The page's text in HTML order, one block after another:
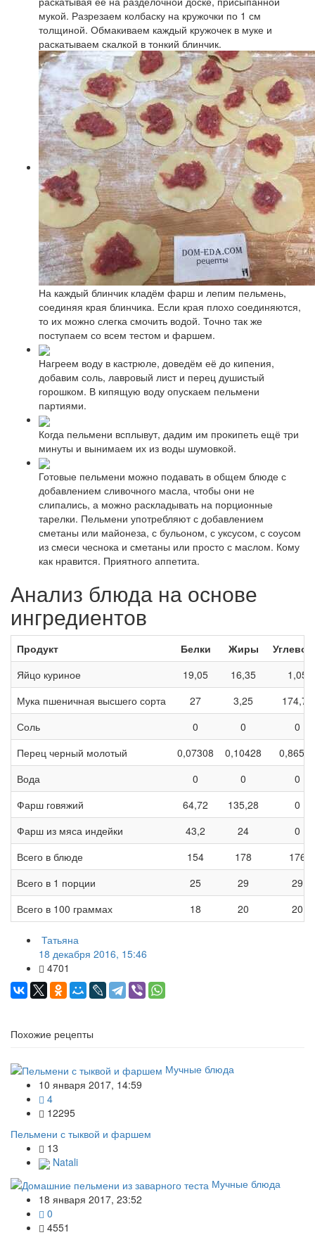
мукой. Разрезаем колбаску на кружочки по 1 см
толщиной. Обмакиваем каждый кружочек в муке и
раскатываем скалкой в тонкий блинчик.
На каждый блинчик кладём фарш и лепим пельмень,
соединяя края блинчика. Если края плохо соединяются,
то их можно слегка смочить водой. Точно так же
поступаем со всем тестом и фаршем.
Нагреем воду в кастрюле, доведём её до кипения,
добавим соль, лавровый лист и перец душистый
горошком. В кипящую воду опускаем пельмени
партиями.
Когда пельмени всплывут, дадим им прокипеть ещё три
минуты и вынимаем их из воды шумовкой.
Готовые пельмени можно подавать в общем блюде с
добавлением сливочного масла, чтобы они не
слипались, а можно раскладывать на порционные
тарелки. Пельмени употребляют с добавлением
сметаны или майонеза, с бульоном, с уксусом, с соусом
из смеси чеснока и сметаны или просто с маслом. Кому
как нравится. Приятного аппетита.
Анализ блюда на основе
ингредиентов
Продукт Белки Жиры
Яйцо куриное
19,05 16,35
1,05
Мука пшеничная высшего сорта
27 3,25
174,75
Соль
0 0
0
Перец черный молотый
0,07308 0,10428
0,86544
Вода
0 0
0
Фарш говяжий
64,72 135,28
0
Фарш из мяса индейки
43,2 24
0
Всего в блюде
154 178
176
Всего в 1 порции
25 29
29
Всего в 100 граммах
18 20 20
Татьяна
18 декабря 2016, 15:46
4701
Похожие рецепты
Мучные блюда
10 января 2017, 14:59
4
12295
Пельмени с тыквой и фаршем
13
Natali
Мучные блюда
18 января 2017, 23:52
0
4551